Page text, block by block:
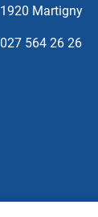
1920 Martigny
027 564 26 26